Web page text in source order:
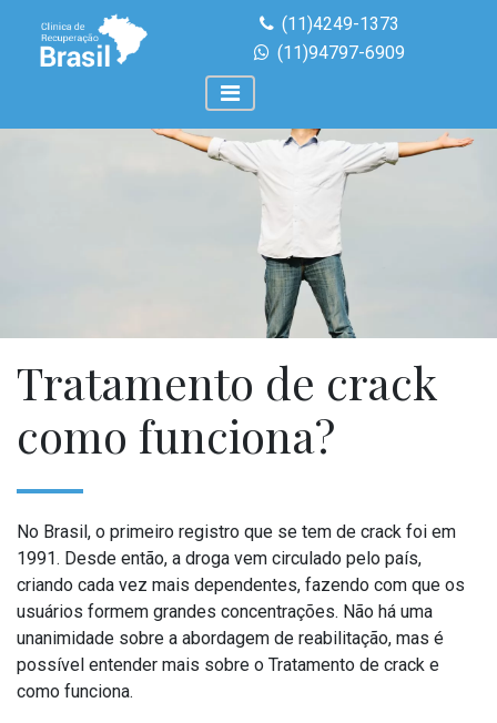
(11)4249-1373
(11)94797-6909
Tratamento de crack
como funciona?
No Brasil, o primeiro registro que se tem de crack foi em
1991. Desde então, a droga vem circulado pelo país,
criando cada vez mais dependentes, fazendo com que os
usuários formem grandes concentrações. Não há uma
unanimidade sobre a abordagem de reabilitação, mas é
possível entender mais sobre o Tratamento de crack e
como funciona.